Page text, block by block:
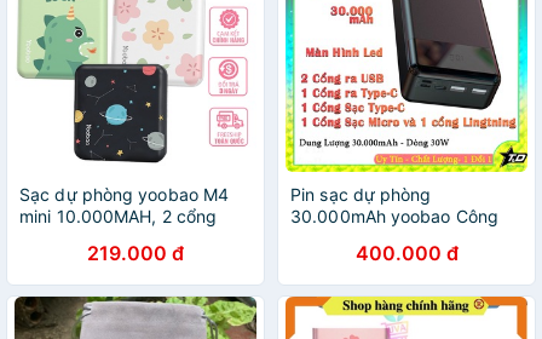
Sạc dự phòng yoobao M4
mini 10.000MAH, 2 cổng
219.000 đ
Pin sạc dự phòng
30.000mAh yoobao Công
PD3.0 (PPS) 18W; 3 cổng
vào: micro- USB, Lightning,
Type-C
400.000 đ